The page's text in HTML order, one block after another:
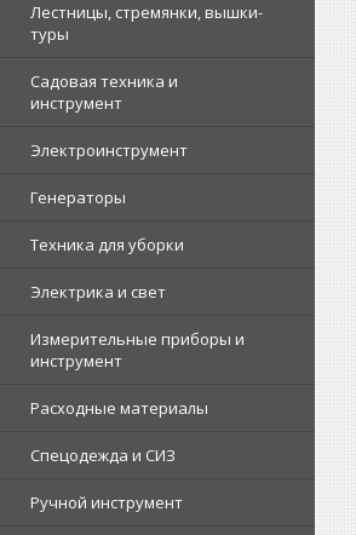
Лестницы, стремянки, вышки-
туры
Садовая техника и
инструмент
Электроинструмент
Генераторы
Техника для уборки
Электрика и свет
Измерительные приборы и
инструмент
Расходные материалы
Спецодежда и СИЗ
Ручной инструмент